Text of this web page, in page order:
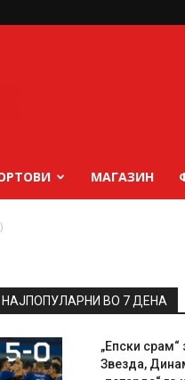
МАГАЗИН
НАЈПОПУЛАРНИ ВО 7 ДЕНА
„Епски срам“
Звезда,